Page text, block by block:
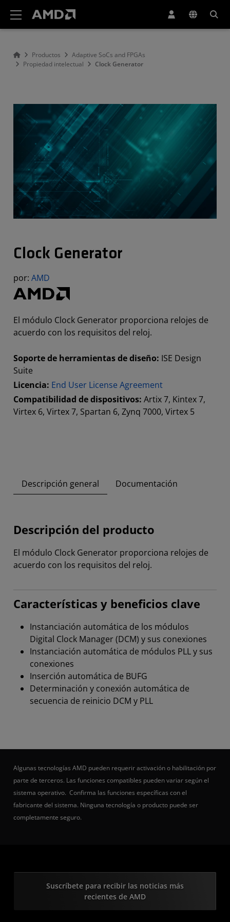
Productos
Adaptive SoCs and FPGAs
Propiedad intelectual
Clock Generator
Clock Generator
por: AMD
El módulo Clock Generator proporciona relojes de
acuerdo con los requisitos del reloj.
Soporte de herramientas de diseño: ISE Design
Suite
Licencia: End User License Agreement
Compatibilidad de dispositivos: Artix 7, Kintex 7,
Virtex 6, Virtex 7, Spartan 6, Zynq 7000, Virtex 5
Descripción general Documentación
Descripción del producto
El módulo Clock Generator proporciona relojes de
acuerdo con los requisitos del reloj.
Características y beneficios clave
Instanciación automática de los módulos
Digital Clock Manager (DCM) y sus conexiones
Instanciación automática de módulos PLL y sus
conexiones
Inserción automática de BUFG
Determinación y conexión automática de
secuencia de reinicio DCM y PLL
Algunas tecnologías AMD pueden requerir activación o habilitación por
parte de terceros. Las funciones compatibles pueden variar según el
sistema operativo. Confirma las funciones específicas con el
fabricante del sistema. Ninguna tecnología o producto puede ser
completamente seguro.
Suscríbete para recibir las noticias más
recientes de AMD